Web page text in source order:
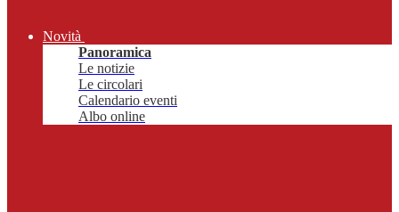
Novità
Panoramica
Le notizie
Le circolari
Calendario eventi
Albo online